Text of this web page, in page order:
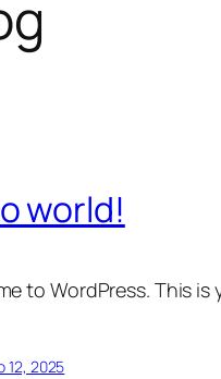
world!
to WordPress. This
12, 2025